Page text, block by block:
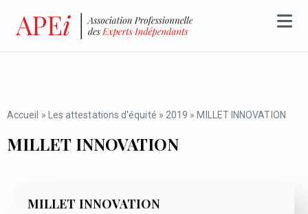
Accueil » Les attestations d'équité » 2019 » MILLET INNOVATION
MILLET INNOVATION
MILLET INNOVATION